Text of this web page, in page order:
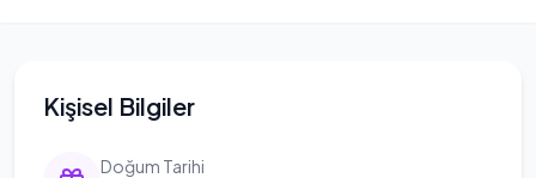
Kişisel Bilgiler
Doğum Tarihi